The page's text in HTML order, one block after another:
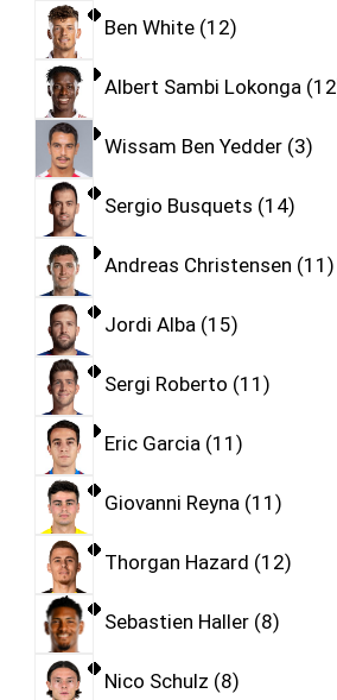
Ben White 12
Albert Sambi Lokonga 12
Wissam Ben Yedder 3
Sergio Busquets 14
Andreas Christensen 11
Jordi Alba 15
Sergi Roberto 11
Eric Garcia 11
Giovanni Reyna 11
Thorgan Hazard 12
Sebastien Haller 8
Nico Schulz 8